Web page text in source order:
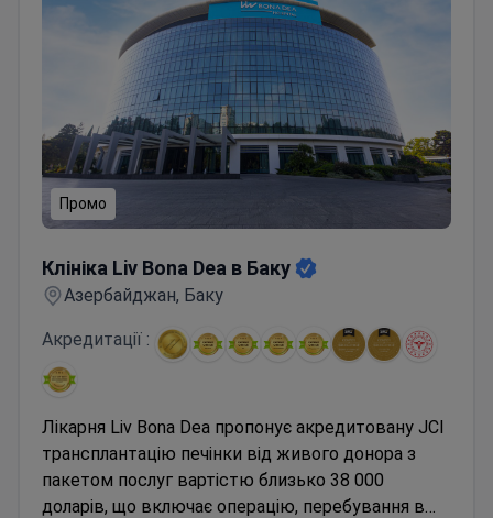
Промо
Клініка Liv Bona Dea в Баку
Азербайджан, Баку
Акредитації :
Лікарня Liv Bona Dea пропонує акредитовану JCI
трансплантацію печінки від живого донора з
пакетом послуг вартістю близько 38 000
доларів, що включає операцію, перебування в